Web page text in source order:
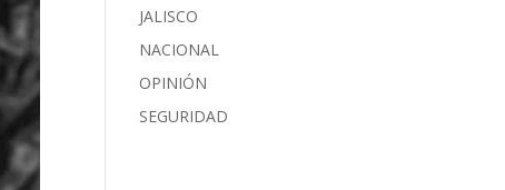
JALISCO
NACIONAL
OPINIÓN
SEGURIDAD